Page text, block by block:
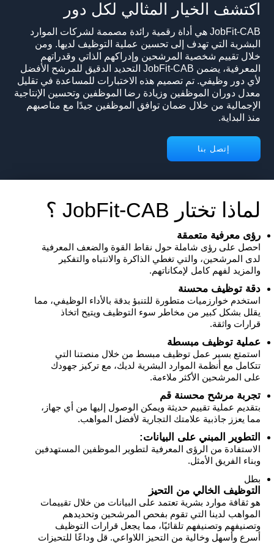
اكتشف الخيار المثالي لكل دور
JobFit-CAB هي أداة رقمية رائدة مصممة لشركات الموارد
البشرية التي تهدف إلى تحسين عملية التوظيف لديها. ومن
خلال تقييم شخصية المرشحين وإدراكهم الذاتي وقدراتهم
المعرفية، يضمن JobFit-CAB التحديد الدقيق للمرشح الأفضل
لأي دور وظيفي. تم تصميم هذه الاختبارات للمساعدة في تقليل
معدل دوران الموظفين وزيادة رضا الموظفين وتحسين الإنتاجية
الإجمالية من خلال ضمان توافق الموظفين جيدًا مع مناصبهم
منذ البداية.
إتصل بنا
لماذا تختار JobFit-CAB ؟
رؤى معرفية متعمقة
احصل على رؤى شاملة حول نقاط القوة والضعف المعرفية
لدى المرشحين، والتي تغطي الذاكرة والانتباه والتفكير
والمزيد لفهم كامل لإمكاناتهم.
دقة توظيف محسنة
استخدم خوارزميات متطورة للتنبؤ بدقة بالأداء الوظيفي، مما
يقلل بشكل كبير من مخاطر سوء التوظيف ويتيح اتخاذ
قرارات واثقة.
عملية توظيف مبسطة
استمتع بسير عمل توظيف مبسط من خلال منصتنا التي
تتكامل مع أنظمة الموارد البشرية لديك، مع تركيز جهودك
على المرشحين الأكثر ملاءمة.
تجربة مرشح محسنة قم
بتقديم عملية تقييم حديثة ويمكن الوصول إليها من أي جهاز،
مما يعزز جاذبية علامتك التجارية لأفضل المواهب.
التطوير المبني على البيانات:
الاستفادة من الرؤى المعرفية لتطوير الموظفين المستهدفين
وبناء الفريق الأمثل.
بطل
التوظيف الخالي من التحيز
هو ثقافة موارد بشرية تعتمد على البيانات من خلال تقييمات
المواهب لدينا التي تقوم بفحص المرشحين وتحديدهم
وتصنيفهم وتصنيفهم تلقائيًا، مما يجعل قرارات التوظيف
أسرع وأسهل وخالية من التحيز اللاواعي. قل وداعًا للتحيزات